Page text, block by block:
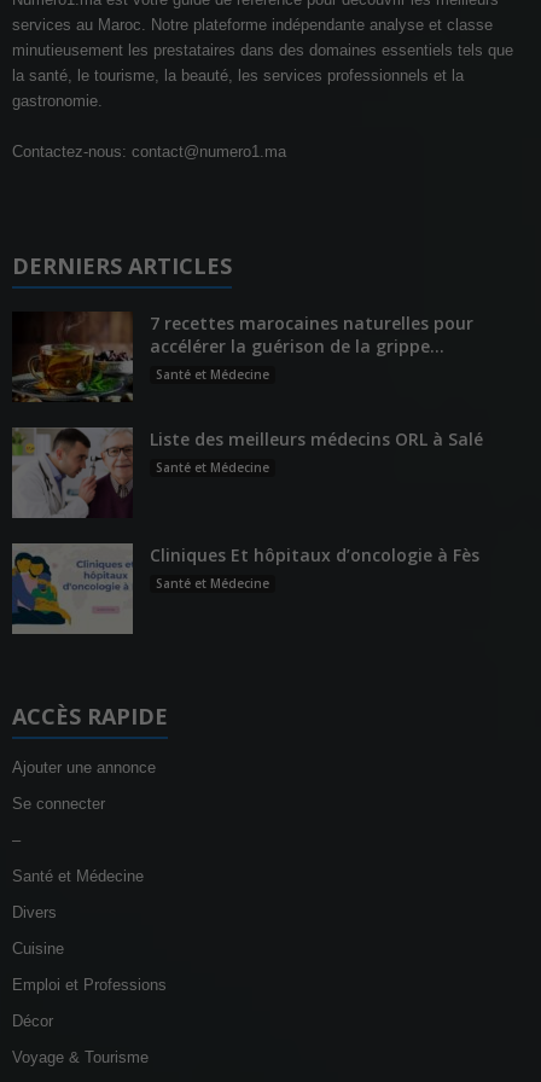
services au Maroc. Notre plateforme indépendante analyse et classe
minutieusement les prestataires dans des domaines essentiels tels que
la santé, le tourisme, la beauté, les services professionnels et la
gastronomie.
Contactez-nous: contact@numero1.ma
DERNIERS ARTICLES
7 recettes marocaines naturelles pour
accélérer la guérison de la grippe...
Santé et Médecine
Liste des meilleurs médecins ORL à Salé
Santé et Médecine
Cliniques Et hôpitaux d’oncologie à Fès
Santé et Médecine
ACCÈS RAPIDE
Ajouter une annonce
Se connecter
–
Santé et Médecine
Divers
Cuisine
Emploi et Professions
Décor
Voyage & Tourisme